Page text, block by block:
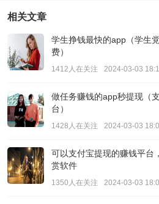
相关文章
学生挣钱最快的app（学生
费）
1412人在关注 2024-03-03
做任务赚钱的app秒提现（
台）
1428人在关注 2024-03-03
可以支付宝提现的赚钱平台
赏软件
1350人在关注 2024-03-03